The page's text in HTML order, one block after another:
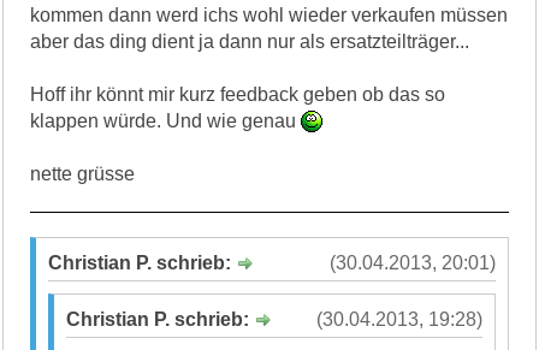
kommen dann werd ichs wohl wieder verkaufen müssen
aber das ding dient ja dann nur als ersatzteilträger...
Hoff ihr könnt mir kurz feedback geben ob das so
klappen würde. Und wie genau
nette grüsse
(30.04.2013, 20:01)
Christian P. schrieb:
(30.04.2013, 19:28)
Christian P. schrieb: